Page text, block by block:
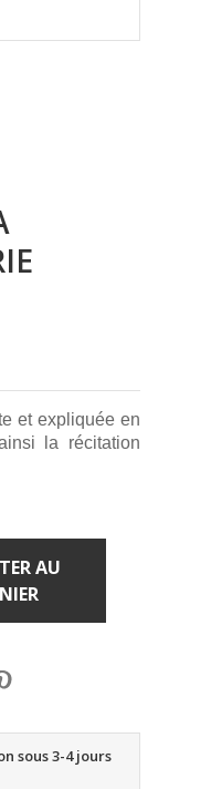
et expliquée en
la récitation
AU
sous 3-4 jours